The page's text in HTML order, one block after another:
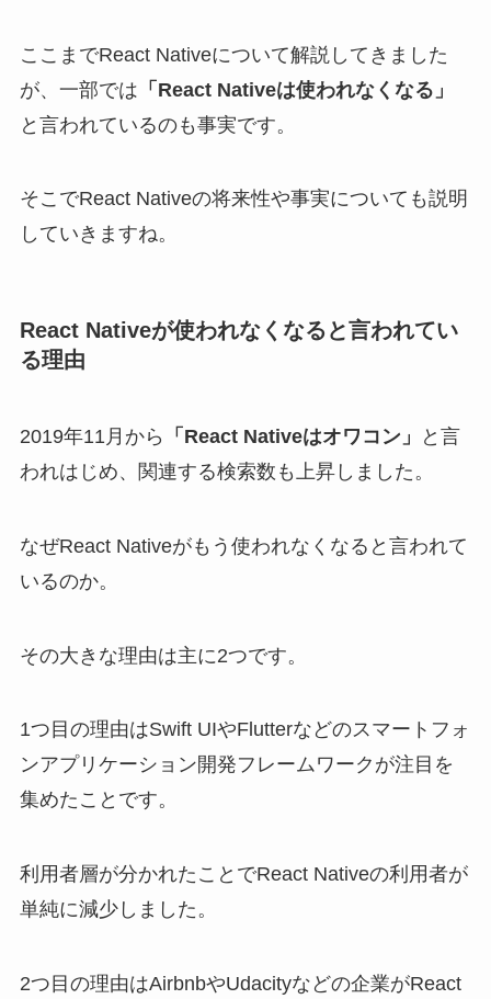
ここまでReact Nativeについて解説してきました
が、一部では 「React Nativeは使われなくなる」
と言われているのも事実です。
そこでReact Nativeの将来性や事実についても説明
していきますね。
React Nativeが使われなくなると言われてい
る理由
2019年11月から 「React Nativeはオワコン」
と言
われはじめ、関連する検索数も上昇しました。
なぜReact Nativeがもう使われなくなると言われて
いるのか。
その大きな理由は主に2つです。
1つ目の理由はSwift UIやFlutterなどのスマートフォ
ンアプリケーション開発フレームワークが注目を
集めたことです。
利用者層が分かれたことでReact Nativeの利用者が
単純に減少しました。
2つ目の理由はAirbnbやUdacityなどの企業がReact